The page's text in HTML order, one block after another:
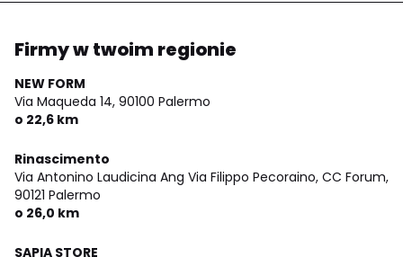
Firmy w twoim regionie
NEW FORM
Via Maqueda 14, 90100 Palermo
o 22,6 km
Rinascimento
Via Antonino Laudicina Ang Via Filippo Pecoraino, CC Forum,
90121 Palermo
o 26,0 km
SAPIA STORE